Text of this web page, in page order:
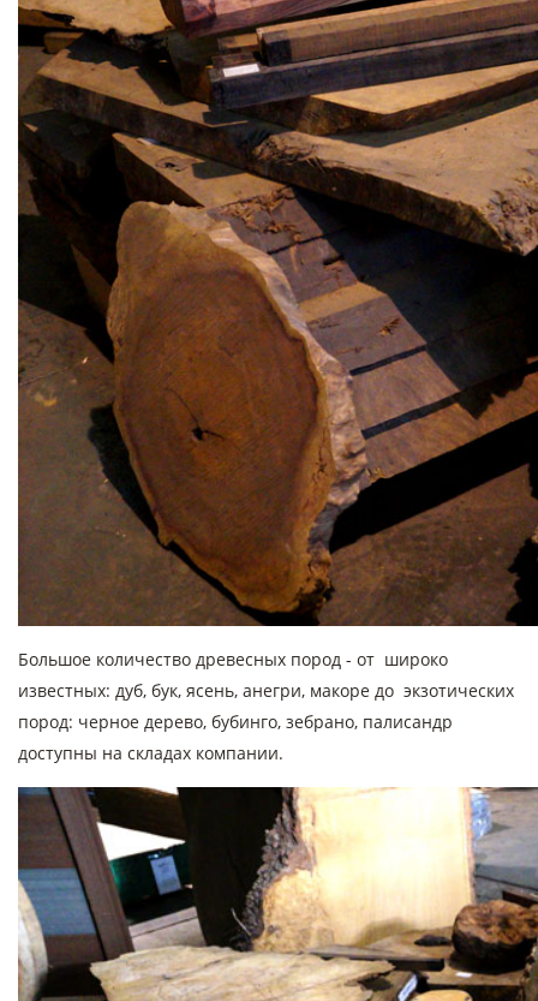
Большое количество древесных пород - от широко
известных: дуб, бук, ясень, анегри, макоре до экзотических
пород: черное дерево, бубинго, зебрано, палисандр
доступны на складах компании.